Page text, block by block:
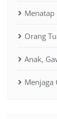
Menatap
Orang
Anak,
Menjaga